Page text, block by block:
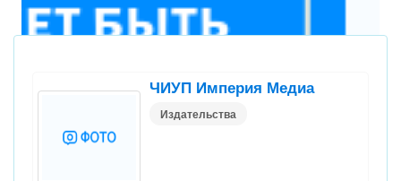
ЧИУП Империя Медиа
Издательства